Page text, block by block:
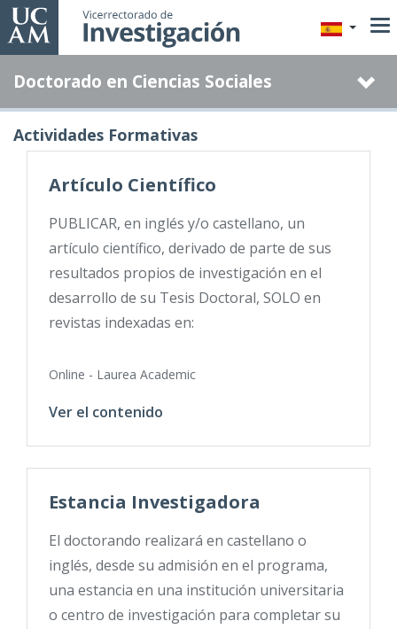
Pasar
al
principal
Doctorado en Ciencias Sociales
Actividades Formativas
Artículo Científico
PUBLICAR, en inglés y/o castellano, un
artículo científico, derivado de parte de sus
resultados propios de investigación en el
desarrollo de su Tesis Doctoral, SOLO en
revistas indexadas en:
Online - Laurea Academic
Ver el contenido
Estancia Investigadora
El doctorando realizará en castellano o
inglés, desde su admisión en el programa,
una estancia en una institución universitaria
o centro de investigación para completar su